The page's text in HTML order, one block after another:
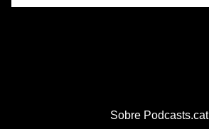
Sobre Podcasts.cat